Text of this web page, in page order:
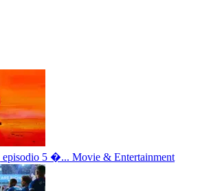
5 �... Movie & Entertainment